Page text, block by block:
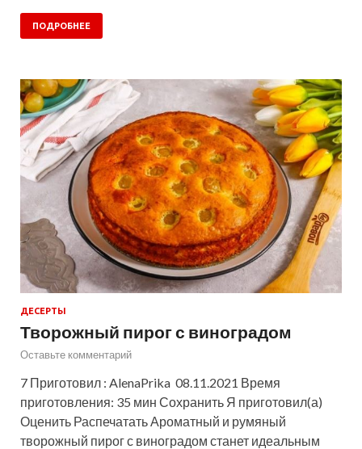
ПОДРОБНЕЕ
ДЕСЕРТЫ
Творожный пирог с виноградом
Оставьте комментарий
7 Приготовил : AlenaPrika 08.11.2021 Время
приготовления: 35 мин Сохранить Я приготовил(а)
Оценить Распечатать Ароматный и румяный
творожный пирог с виноградом станет идеальным